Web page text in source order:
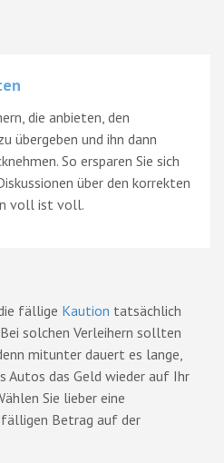
die anbieten, den
übergeben und ihn dann
So ersparen Sie sich
über den korrekten
voll ist voll.
fällige Kaution tatsächlich
solchen Verleihern sollten
mitunter dauert es lange,
Autos das Geld wieder auf Ihr
Sie lieber eine
Betrag auf der